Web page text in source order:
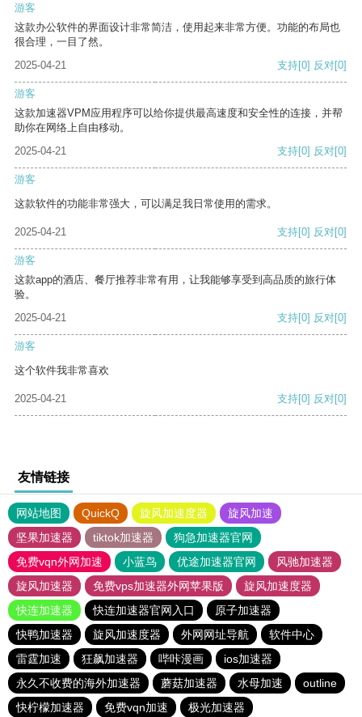
游客
这款办公软件的界面设计非常简洁，使用起来非常方便。功能的布局也
很合理，一目了然。
2025-04-21
支持[0] 反对[0]
游客
这款加速器VPM应用程序可以给你提供最高速度和安全性的连接，并帮
助你在网络上自由移动。
2025-04-21
支持[0] 反对[0]
游客
这款软件的功能非常强大，可以满足我日常使用的需求。
2025-04-21 支持[0] 反对[0]
游客
这款app的酒店、餐厅推荐非常有用，让我能够享受到高品质的旅行体
验。
2025-04-21
支持[0] 反对[0]
游客
这个软件我非常喜欢
2025-04-21 支持[0] 反对[0]
友情链接
网站地图 QuickQ 旋风加速度器
旋风加速
坚果加速器
tiktok加速器
狗急加速器官网
免费vqn外网加速
小蓝鸟 优途加速器官网
风驰加速器
旋风加速器
免费vps加速器外网苹果版
旋风加速度器
快连加速器
快连加速器官网入口
原子加速器
快鸭加速器
旋风加速度器 外网网址导航
软件中心
雷霆加速
狂飙加速器 哔咔漫画
ios加速器
永久不收费的海外加速器
蘑菇加速器 水母加速
outline
快柠檬加速器
免费vqn加速 极光加速器